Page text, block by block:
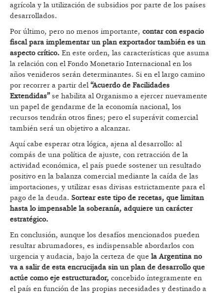
agrícola y la utilización de subsidios por parte de los países
desarrollados.
Por último, pero no menos importante, contar con espacio
fiscal para implementar un plan exportador también es un
aspecto crítico. En este orden, las características que asuma
la relación con el Fondo Monetario Internacional en los
años venideros serán determinantes. Si en el largo camino
por recorrer a partir del “Acuerdo de Facilidades
Extendidas”se habilita al Organismo a ejercer nuevamente
un papel de gendarme de la economía nacional, los
recursos tendrán otros fines; pero el superávit comercial
también será un objetivo a alcanzar.
Aquí cabe esperar otra lógica, ajena al desarrollo: al
compás de una política de ajuste, con retracción de la
actividad económica, el país puede sostener un resultado
positivo en la balanza comercial mediante la caída de las
importaciones, y utilizar esas divisas estrictamente para el
pago de la deuda. Sortear este tipo de recetas, que limitan
hasta lo impensable la soberanía, adquiere un carácter
estratégico.
En conclusión, aunque los desafíos mencionados pueden
resultar abrumadores, es indispensable abordarlos con
urgencia y audacia, bajo la certeza de que la Argentina no
va a salir de esta encrucijada sin un plan de desarrollo que
actúe como eje estructurador, concebido íntegramente en
el país en función de las propias necesidades y destinado a